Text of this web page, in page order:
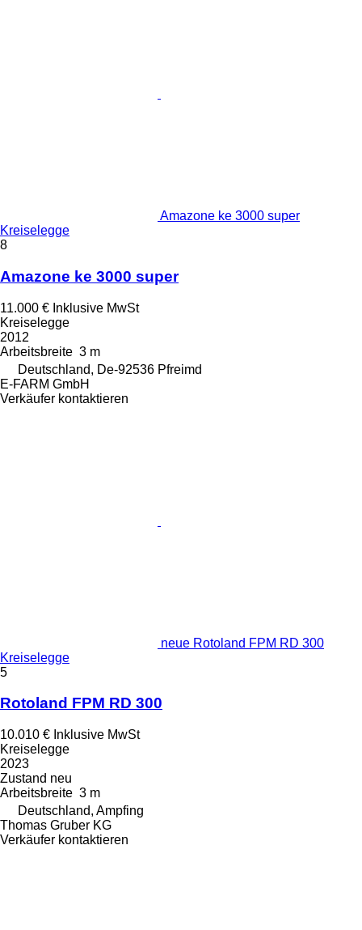
Amazone ke 3000 super
Kreiselegge
8
Amazone ke 3000 super
11.000 € Inklusive MwSt
Kreiselegge
2012
Arbeitsbreite 3 m
Deutschland, De-92536 Pfreimd
E-FARM GmbH
Verkäufer kontaktieren
neue Rotoland FPM RD 300
Kreiselegge
5
Rotoland FPM RD 300
10.010 € Inklusive MwSt
Kreiselegge
2023
Zustand neu
Arbeitsbreite 3 m
Deutschland, Ampfing
Thomas Gruber KG
Verkäufer kontaktieren